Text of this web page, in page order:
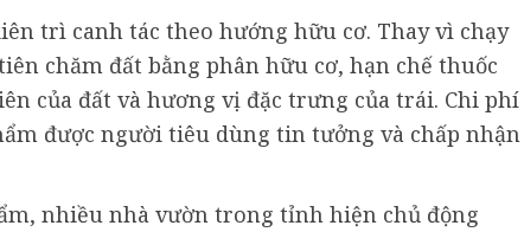
trì canh tác theo hướng hữu cơ. Thay vì chạy
chăm đất bằng phân hữu cơ, hạn chế thuốc
của đất và hương vị đặc trưng của trái. Chi phí
được người tiêu dùng tin tưởng và chấp nhận
nhiều nhà vườn trong tỉnh hiện chủ động